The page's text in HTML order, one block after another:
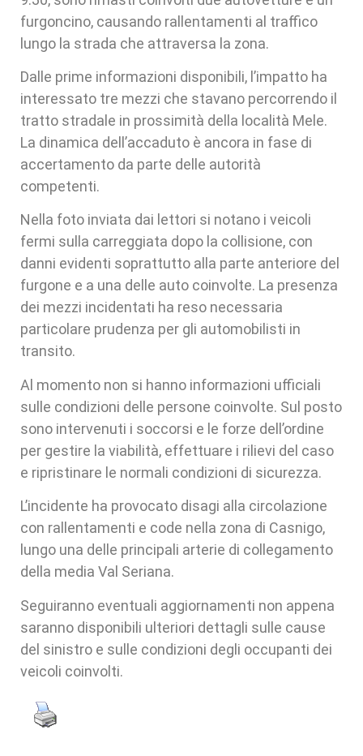
furgoncino, causando rallentamenti al traffico
lungo la strada che attraversa la zona.
Dalle prime informazioni disponibili, l’impatto ha
interessato tre mezzi che stavano percorrendo il
tratto stradale in prossimità della località Mele.
La dinamica dell’accaduto è ancora in fase di
accertamento da parte delle autorità
competenti.
Nella foto inviata dai lettori si notano i veicoli
fermi sulla carreggiata dopo la collisione, con
danni evidenti soprattutto alla parte anteriore del
furgone e a una delle auto coinvolte. La presenza
dei mezzi incidentati ha reso necessaria
particolare prudenza per gli automobilisti in
transito.
Al momento non si hanno informazioni ufficiali
sulle condizioni delle persone coinvolte. Sul posto
sono intervenuti i soccorsi e le forze dell’ordine
per gestire la viabilità, effettuare i rilievi del caso
e ripristinare le normali condizioni di sicurezza.
L’incidente ha provocato disagi alla circolazione
con rallentamenti e code nella zona di Casnigo,
lungo una delle principali arterie di collegamento
della media Val Seriana.
Seguiranno eventuali aggiornamenti non appena
saranno disponibili ulteriori dettagli sulle cause
del sinistro e sulle condizioni degli occupanti dei
veicoli coinvolti.